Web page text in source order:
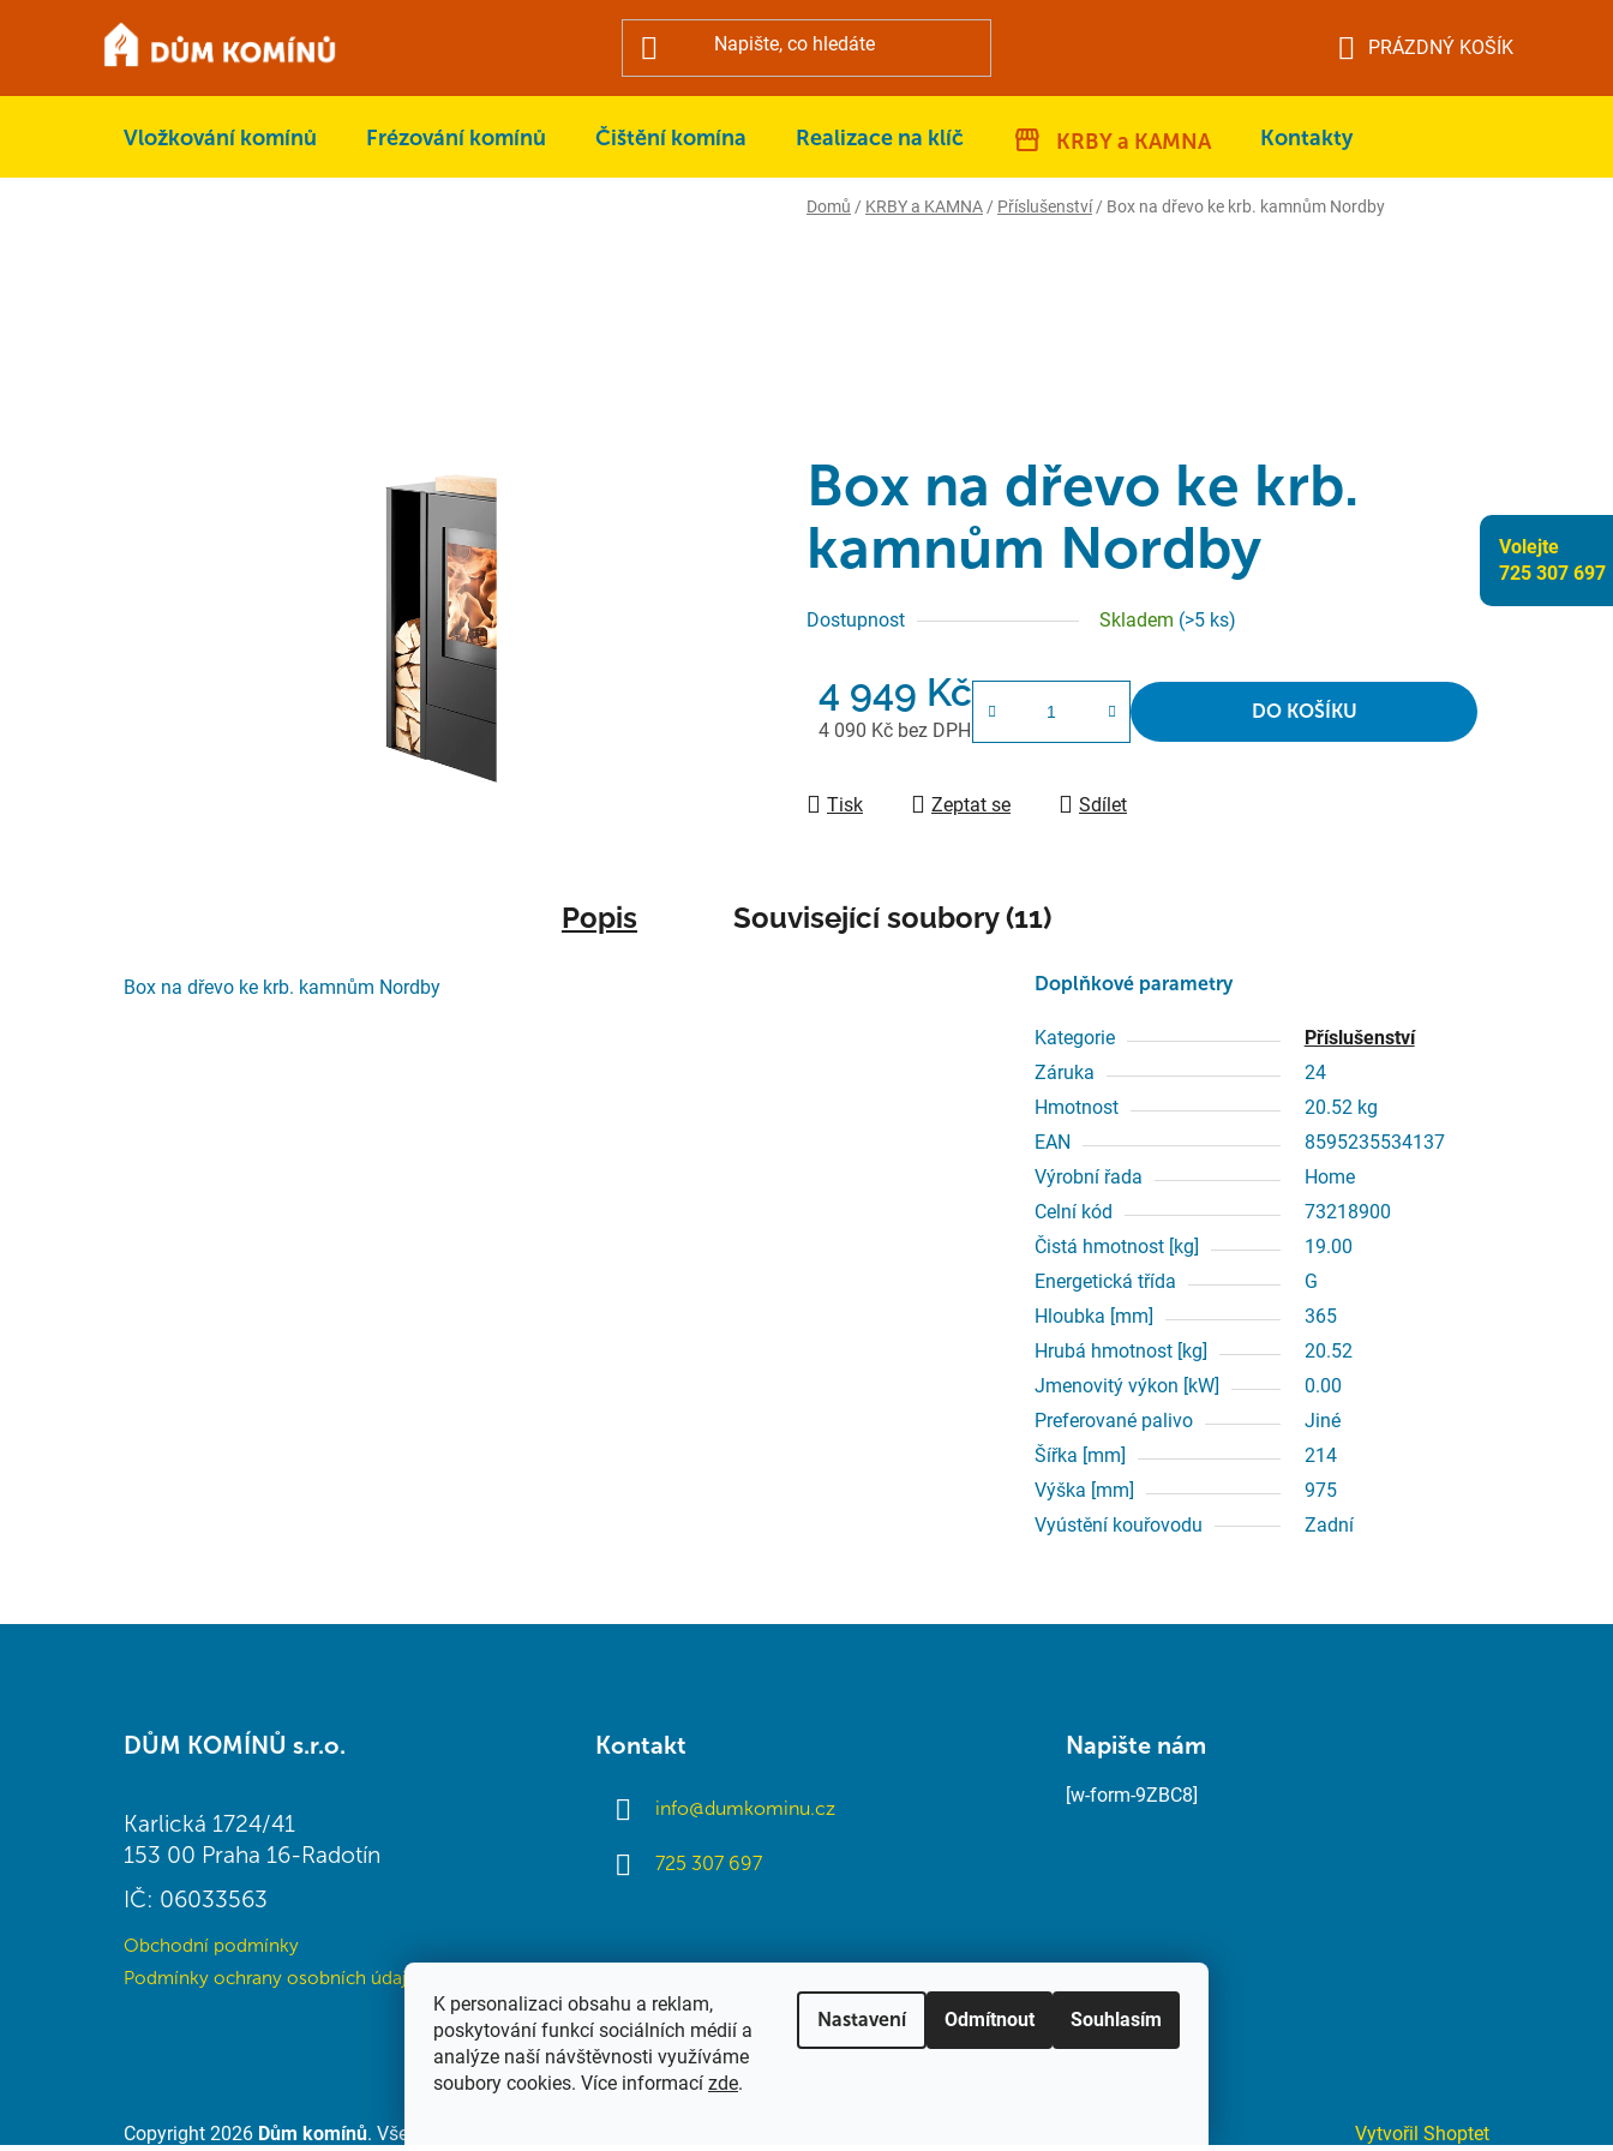
Volejte
725 307 697
K personalizaci obsahu a reklam,
poskytování funkcí sociálních médií a
analýze naší návštěvnosti využíváme
soubory cookies. Více informací zde.
Nastavení Odmítnout Souhlasím
KOŠÍK
PRÁZDNÝ KOŠÍK
Vložkování komínů Frézování komínů Čištění komína Realizace na klíč KRBY a KAMNA Kontakty
Domů / KRBY a KAMNA / Příslušenství / Box na dřevo ke krb. kamnům Nordby
Box na dřevo ke krb.
kamnům Nordby
Dostupnost Skladem (>5 ks)
4 949 Kč
4 090 Kč bez DPH
DO KOŠÍKU
Tisk Zeptat se Sdílet
Popis Související soubory (11)
Box na dřevo ke krb. kamnům Nordby Doplňkové parametry
Kategorie
Příslušenství
Záruka
24
Hmotnost
20.52 kg
EAN
8595235534137
Výrobní řada
Home
Celní kód
73218900
Čistá hmotnost [kg]
19.00
Energetická třída
G
Hloubka [mm]
365
Hrubá hmotnost [kg]
20.52
Jmenovitý výkon [kW]
0.00
Preferované palivo
Jiné
Šířka [mm]
214
Výška [mm]
975
Vyústění kouřovodu
Zadní
DŮM KOMÍNŮ s.r.o.
Karlická 1724/41
153 00 Praha 16-Radotín
IČ: 06033563
Obchodní podmínky
Podmínky ochrany osobních údajů (GDPR)
Kontakt
info@dumkominu.cz
725 307 697
Napište nám
[w-form-9ZBC8]
Vytvořil Shoptet
Copyright 2026 Dům komínů. Všechna práva vyhrazena.